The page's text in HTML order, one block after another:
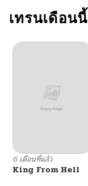
ตอนที่ 15
ตอนที่ 14
ตอนที่ 12
ตอนที่ 11
ตอนที่ 10
เทรนเดือนนี้
6 เดือนที่แล้ว
King From Hell